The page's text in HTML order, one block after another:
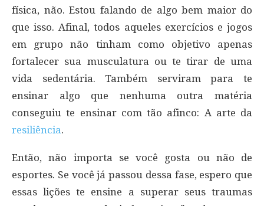
física, não. Estou falando de algo bem maior do
que isso. Afinal, todos aqueles exercícios e jogos
em grupo não tinham como objetivo apenas
fortalecer sua musculatura ou te tirar de uma
vida sedentária. Também serviram para te
ensinar algo que nenhuma outra matéria
conseguiu te ensinar com tão afinco: A arte da
resiliência.
Então, não importa se você gosta ou não de
esportes. Se você já passou dessa fase, espero que
essas lições te ensine a superar seus traumas